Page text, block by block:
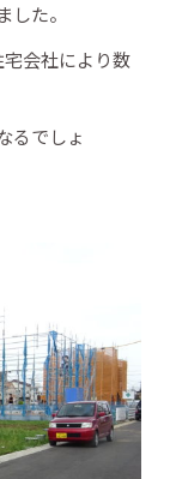
た。
会社により数
るでしょ